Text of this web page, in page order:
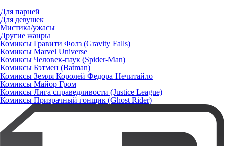
Для парней
Для девушек
Мистика/ужасы
Другие жанры
Комиксы Гравити Фолз (Gravity Falls)
Комиксы Marvel Universe
Комиксы Человек-паук (Spider-Man)
Комиксы Бэтмен (Batman)
Комиксы Земля Королей Федора Нечитайло
Комиксы Майор Гром
Комиксы Лига справедливости (Justice League)
Комиксы Призрачный гонщик (Ghost Rider)